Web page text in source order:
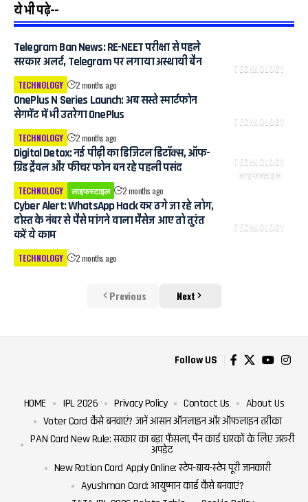
ये भी पढ़े--
TECHNOLOGY
Telegram Ban News: RE-NEET परीक्षा से पहले
सरकार अलर्ट, Telegram पर लगाया अस्थायी बैन
TECHNOLOGY 2 months ago
TECHNOLOGY
OnePlus N Series Launch: अब सस्ते स्मार्टफोन
सेगमेंट में भी उतरेगा OnePlus
TECHNOLOGY 2 months ago
TECHNOLOGY
लाइफस्टाइल
Digital Detox: नई पीढ़ी का डिजिटल डिटॉक्स, ऑफ-
ग्रिड ट्रैवल और फीचर फोन बन रहे पहली पसंद
TECHNOLOGY लाइफस्टाइल 2 months ago
TECHNOLOGY
Cyber ​​Alert: WhatsApp Hack कर ठगे जा रहे लोग,
दोस्त के नंबर से पैसे मांगने वाला मैसेज आए तो तुरंत
करें ये काम
TECHNOLOGY 2 months ago
Previous Next
Follow US
HOME IPL 2026 Privacy Policy Contact Us
About Us
Voter Card कैसे बनवाएं? जानें आसान ऑनलाइन और ऑफलाइन तरीका
PAN Card New Rule: सरकार का बड़ा फैसला, पैन कार्ड धारकों के लिए जरूरी
अपडेट
New Ration Card Apply Online: स्टेप-बाय-स्टेप पूरी जानकारी
Ayushman Card: आयुष्मान कार्ड कैसे बनवाएं?